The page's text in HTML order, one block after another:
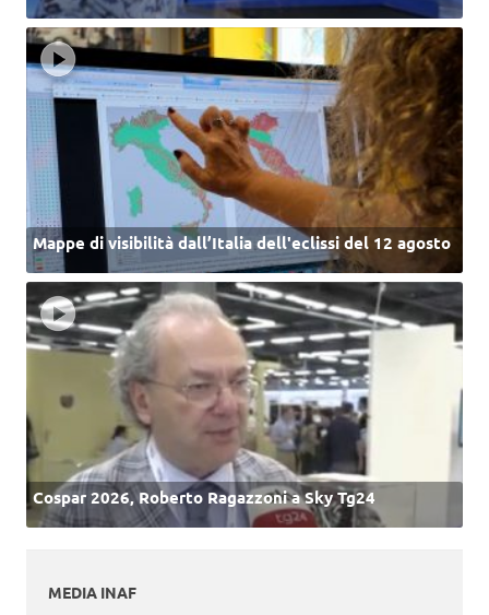
Mappe di visibilità dall’Italia dell'eclissi del 12 agosto
Cospar 2026, Roberto Ragazzoni a Sky Tg24
MEDIA INAF